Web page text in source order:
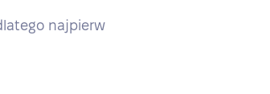
najpierw